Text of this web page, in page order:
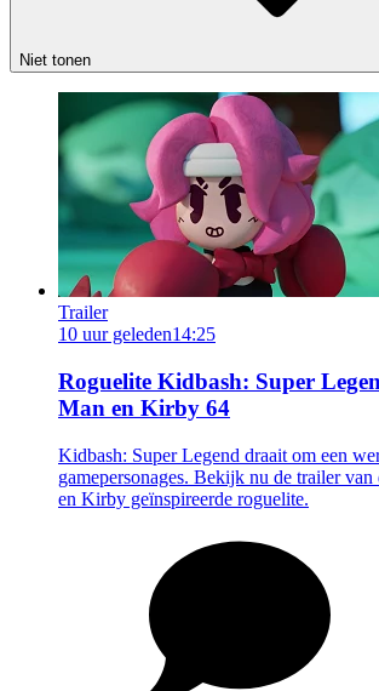
Niet tonen
Trailer
10 uur geleden14:25
Roguelite Kidbash: Super
Man en Kirby 64
Kidbash: Super Legend draait om een
gamepersonages. Bekijk nu de trailer
en Kirby geïnspireerde roguelite.